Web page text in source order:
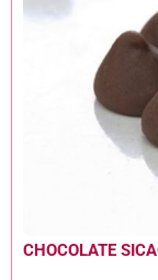
CHOCOLATE